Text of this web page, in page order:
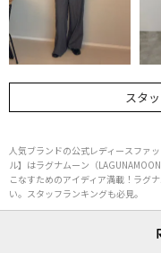
スタ
人気ブランドの公式レディースファ
ル】はラグナムーン（
こなすためのアイディア満載！ラグ
い。スタッフランキングも必見。